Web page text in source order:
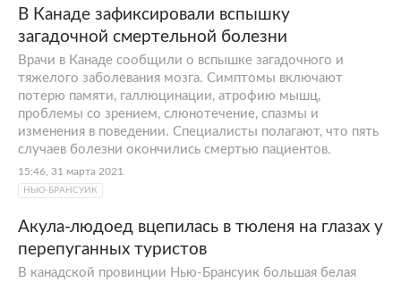
В Канаде зафиксировали вспышку
загадочной смертельной болезни
Врачи в Канаде сообщили о вспышке загадочного и
тяжелого заболевания мозга. Симптомы включают
потерю памяти, галлюцинации, атрофию мышц,
проблемы со зрением, слюнотечение, спазмы и
изменения в поведении. Специалисты полагают, что пять
случаев болезни окончились смертью пациентов.
15:46, 31 марта 2021
НЬЮ-БРАНСУИК
Акула-людоед вцепилась в тюленя на глазах у
перепуганных туристов
В канадской провинции Нью-Брансуик большая белая